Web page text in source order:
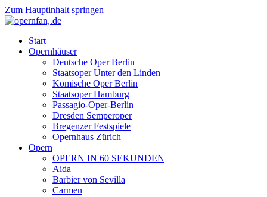
Zum Hauptinhalt springen
Start
Opernhäuser
Deutsche Oper Berlin
Staatsoper Unter den Linden
Komische Oper Berlin
Staatsoper Hamburg
Passagio-Oper-Berlin
Dresden Semperoper
Bregenzer Festspiele
Opernhaus Zürich
Opern
OPERN IN 60 SEKUNDEN
Aida
Barbier von Sevilla
Carmen